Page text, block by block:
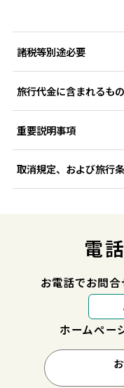
諸税等別途必要
旅行代金に含まれるもの
重要説明事項
取消規定、および旅行
電
お電話でお問合
ホームペー